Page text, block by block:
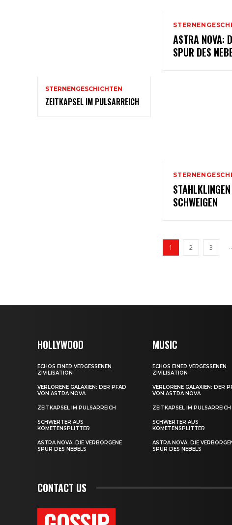
STERNENGESCHICHTEN
ZEITKAPSEL IM PULSARREICH
ASTRA NOVA:
SPUR DES
SCHWEIGEN
1 2 3
HOLLYWOOD
ECHOS EINER VERGESSENEN
ZIVILISATION
VERLORENE GALAXIEN: DER PFAD
VON ASTRA NOVA
ZEITKAPSEL IM PULSARREICH
SCHWERTER AUS
KOMETENSPLITTER
ASTRA NOVA: DIE VERBORGENE
SPUR DES NEBELS
MUSIC
ECHOS EINER VERGESSENEN
ZIVILISATION
VERLORENE GALAXIEN: DER
VON ASTRA NOVA
ZEITKAPSEL IM PULSARREICH
SCHWERTER AUS
KOMETENSPLITTER
ASTRA NOVA: DIE
SPUR DES NEBELS
CONTACT US